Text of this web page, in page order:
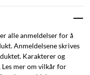
alle anmeldelser for å
Anmeldelsene skrives
Karakterer og
Les mer om vilkår for